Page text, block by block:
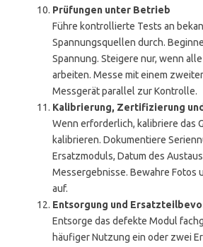
Prüfungen unter Betrieb
Führe kontrollierte Tests an
Spannungsquellen durch.
Spannung. Steigere nur, wenn
arbeiten. Messe mit einem
Messgerät parallel zur Kontrolle.
Kalibrierung, Zertifizierung
Wenn erforderlich, kalibriere das
kalibrieren. Dokumentiere
Ersatzmoduls, Datum des
Messergebnisse. Bewahre Fotos
auf.
Entsorgung und
Entsorge das defekte Modul
häufiger Nutzung ein oder zwei